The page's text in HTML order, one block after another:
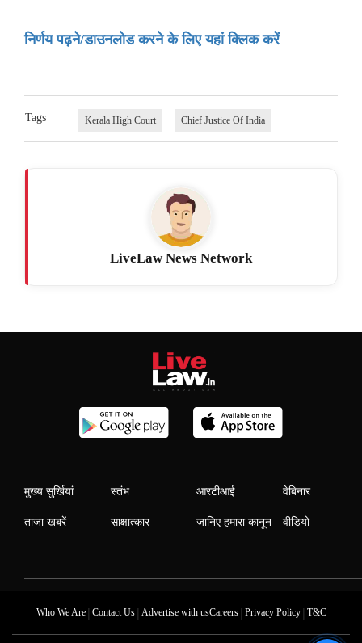
निर्णय पढ़ने/डाउनलोड करने के लिए यहां क्लिक करें
Tags Kerala High Court Chief Justice Of India
LiveLaw News Network
मुख्य सुर्खियां
ताजा खबरें
स्तंभ
साक्षात्कार
आरटीआई
जानिए हमारा कानून
वेबिनार
वीडियो
Who We Are| Contact Us| Advertise with usCareers| Privacy Policy| T&C